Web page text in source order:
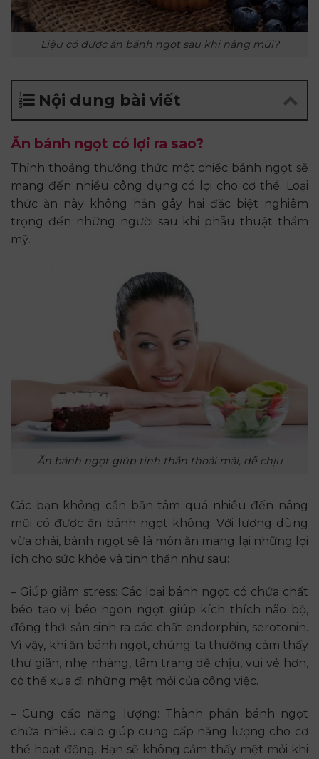
Liệu có được ăn bánh ngọt sau khi nâng mũi?
Nội dung bài viết
Ăn bánh ngọt có lợi ra sao?
Thỉnh thoảng thưởng thức một chiếc bánh ngọt sẽ
mang đến nhiều công dụng có lợi cho cơ thể. Loại
thức ăn này không hẳn gây hại đặc biệt nghiêm
trọng đến những người sau khi phẫu thuật thẩm
mỹ.
Ăn bánh ngọt giúp tinh thần thoải mái, dễ chịu
Các bạn không cần bận tâm quá nhiều đến nâng
mũi có được ăn bánh ngọt không. Với lượng dùng
vừa phải, bánh ngọt sẽ là món ăn mang lại những lợi
ích cho sức khỏe và tinh thần như sau:
– Giúp giảm stress: Các loại bánh ngọt có chứa chất
béo tạo vị béo ngon ngọt giúp kích thích não bộ,
đồng thời sản sinh ra các chất endorphin, serotonin.
Vì vậy, khi ăn bánh ngọt, chúng ta thường cảm thấy
thư giãn, nhẹ nhàng, tâm trạng dễ chịu, vui vẻ hơn,
có thể xua đi những mệt mỏi của công việc.
– Cung cấp năng lượng: Thành phần bánh ngọt
chứa nhiều calo giúp cung cấp năng lượng cho cơ
thể hoạt động. Bạn sẽ không cảm thấy mệt mỏi khi